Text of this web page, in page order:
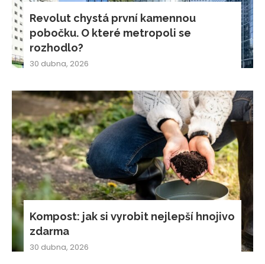
Revolut chystá první kamennou
pobočku. O které metropoli se
rozhodlo?
30 dubna, 2026
Kompost: jak si vyrobit nejlepší hnojivo
zdarma
30 dubna, 2026